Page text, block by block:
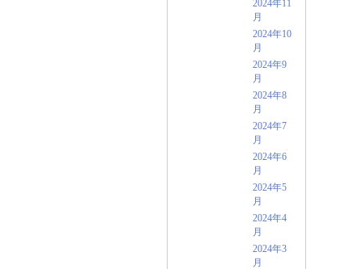
2024年11
月
2024年10
月
2024年9
月
2024年8
月
2024年7
月
2024年6
月
2024年5
月
2024年4
月
2024年3
月